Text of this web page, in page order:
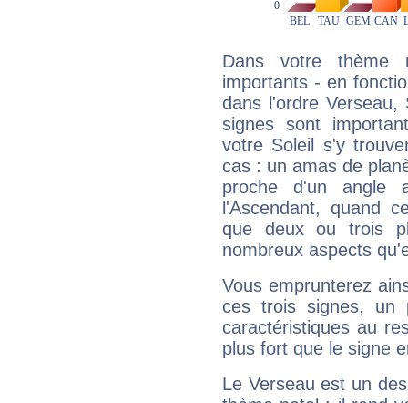
Dans votre thème
importants - en
dans l'ordre Verseau,
signes sont
votre Soleil s'y
cas : un amas de
proche d'un
l'Ascendant, quand
que deux ou trois
nombreux aspects
Vous emprunterez
ces trois signes, un
caractéristiques au
plus fort que le signe
Le Verseau est un